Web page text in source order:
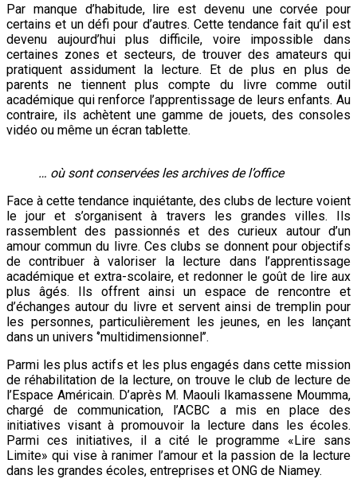
Par manque d’habitude, lire est devenu une corvée pour
certains et un défi pour d’autres. Cette tendance fait qu’il est
devenu aujourd’hui plus difficile, voire impossible dans
certaines zones et secteurs, de trouver des amateurs qui
pratiquent assidument la lecture. Et de plus en plus de
parents ne tiennent plus compte du livre comme outil
académique qui renforce l’apprentissage de leurs enfants. Au
contraire, ils achètent une gamme de jouets, des consoles
vidéo ou même un écran tablette.
… où sont conservées les archives de l’office
Face à cette tendance inquiétante, des clubs de lecture voient
le jour et s’organisent à travers les grandes villes. Ils
rassemblent des passionnés et des curieux autour d’un
amour commun du livre. Ces clubs se donnent pour objectifs
de contribuer à valoriser la lecture dans l’apprentissage
académique et extra-scolaire, et redonner le goût de lire aux
plus âgés. Ils offrent ainsi un espace de rencontre et
d’échanges autour du livre et servent ainsi de tremplin pour
les personnes, particulièrement les jeunes, en les lançant
dans un univers ‘’multidimensionnel’’.
Parmi les plus actifs et les plus engagés dans cette mission
de réhabilitation de la lecture, on trouve le club de lecture de
l’Espace Américain. D’après M. Maouli Ikamassene Moumma,
chargé de communication, l’ACBC a mis en place des
initiatives visant à promouvoir la lecture dans les écoles.
Parmi ces initiatives, il a cité le programme «Lire sans
Limite» qui vise à ranimer l’amour et la passion de la lecture
dans les grandes écoles, entreprises et ONG de Niamey.